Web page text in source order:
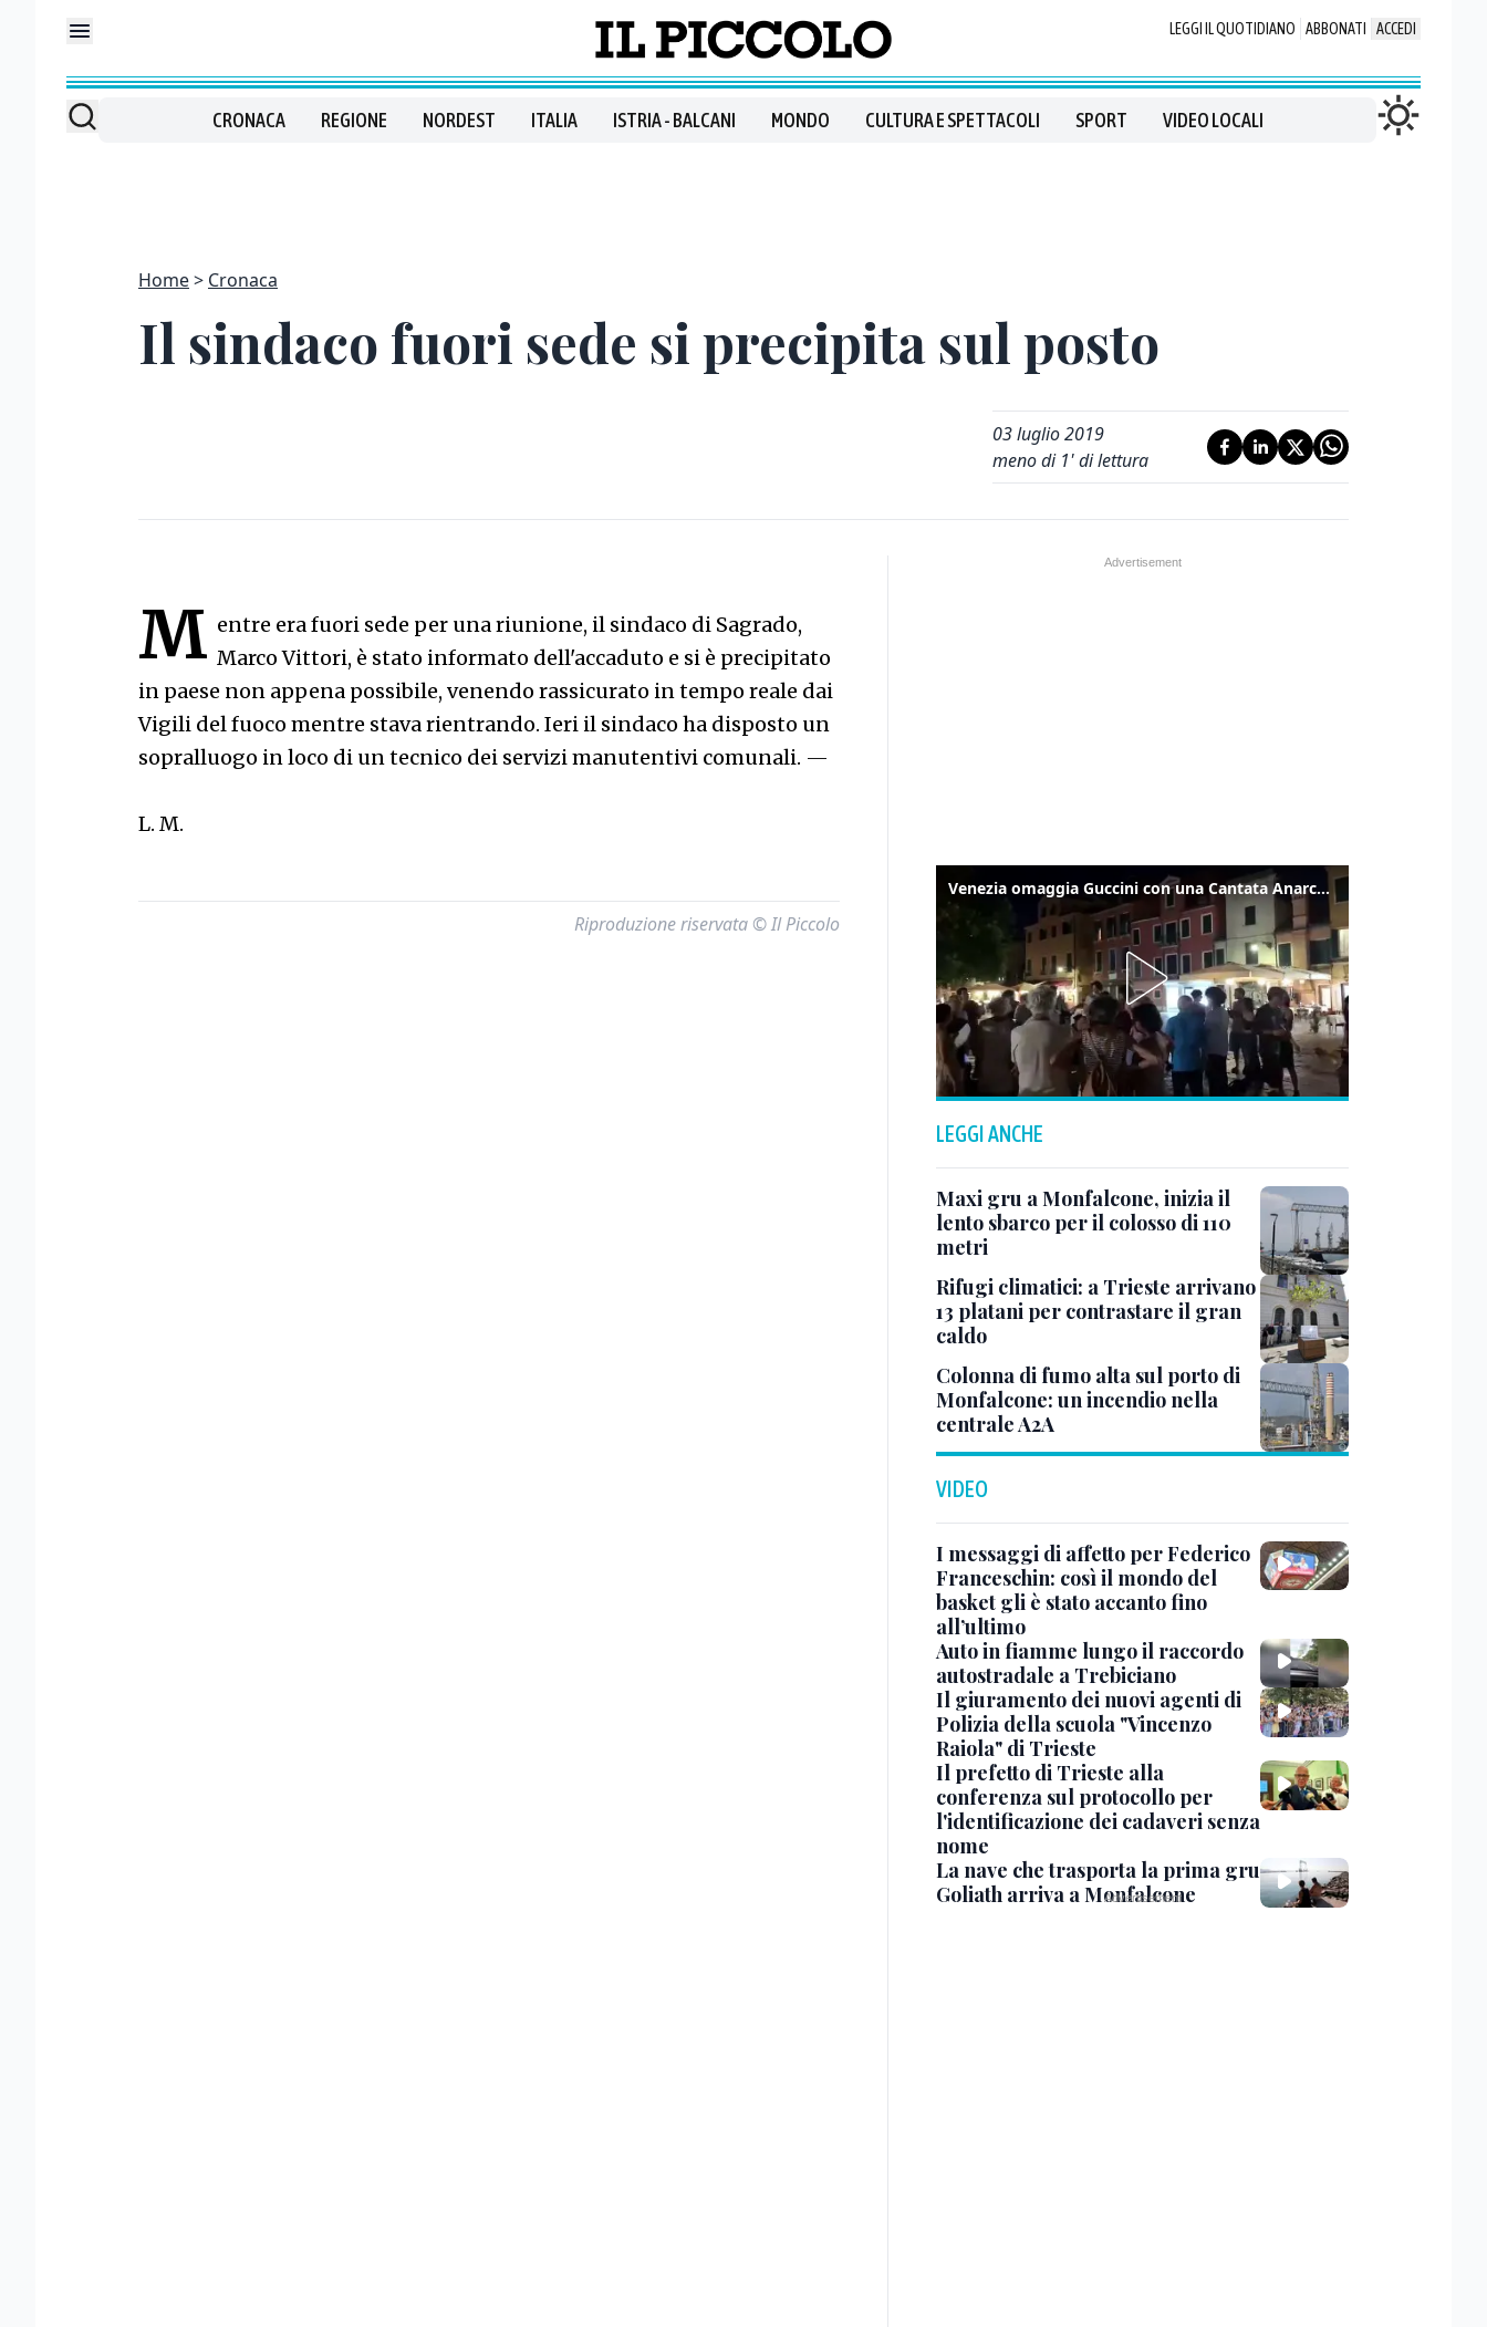
LEGGI IL QUOTIDIANO ABBONATI ACCEDI
CRONACA REGIONE NORDEST ITALIA ISTRIA - BALCANI MONDO CULTURA E SPETTACOLI SPORT VIDEO LOCALI
Home Cronaca
Il sindaco fuori sede si precipita sul posto
03 luglio 2019
meno di 1' di lettura
M entre era fuori sede per una riunione, il sindaco di Sagrado,
Marco Vittori, è stato informato dell'accaduto e si è precipitato
in paese non appena possibile, venendo rassicurato in tempo reale dai
Vigili del fuoco mentre stava rientrando. Ieri il sindaco ha disposto un
sopralluogo in loco di un tecnico dei servizi manutentivi comunali. —
L. M.
Riproduzione riservata © Il Piccolo
Venezia omaggia Guccini con una Cantata Anarchica in campo Santa Margherita
LEGGI ANCHE
Maxi gru a Monfalcone, inizia il
lento sbarco per il colosso di 110
metri
Rifugi climatici: a Trieste arrivano
13 platani per contrastare il gran
caldo
Colonna di fumo alta sul porto di
Monfalcone: un incendio nella
centrale A2A
VIDEO
I messaggi di affetto per Federico
Franceschin: così il mondo del
basket gli è stato accanto fino
all’ultimo
Auto in fiamme lungo il raccordo
autostradale a Trebiciano
Il giuramento dei nuovi agenti di
Polizia della scuola "Vincenzo
Raiola" di Trieste
Il prefetto di Trieste alla
conferenza sul protocollo per
l'identificazione dei cadaveri senza
nome
La nave che trasporta la prima gru
Goliath arriva a Monfalcone